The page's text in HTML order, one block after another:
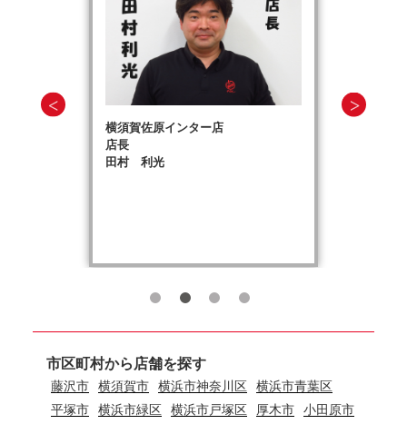
横須賀佐原インター店
店長
田村 利光
市区町村から店舗を探す
藤沢市 横須賀市 横浜市神奈川区
横浜市青葉区
平塚市
横浜市緑区 横浜市戸塚区 厚木市
小田原市